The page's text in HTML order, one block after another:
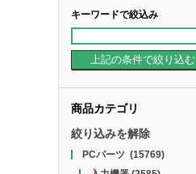
キーワードで絞込み
商品カテゴリ
絞り込みを解除
PCパーツ (15769)